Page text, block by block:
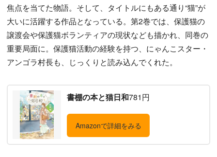
焦点を当てた物語。そして、タイトルにもある通り“猫”が
大いに活躍する作品となっている。第2巻では、保護猫の
譲渡会や保護猫ボランティアの現状なども描かれ、同巻の
重要局面に。保護猫活動の経験を持つ、にゃんこスター・
アンゴラ村長も、じっくりと読み込んでくれた。
書棚の本と猫日和781円
Amazonで詳細をみる